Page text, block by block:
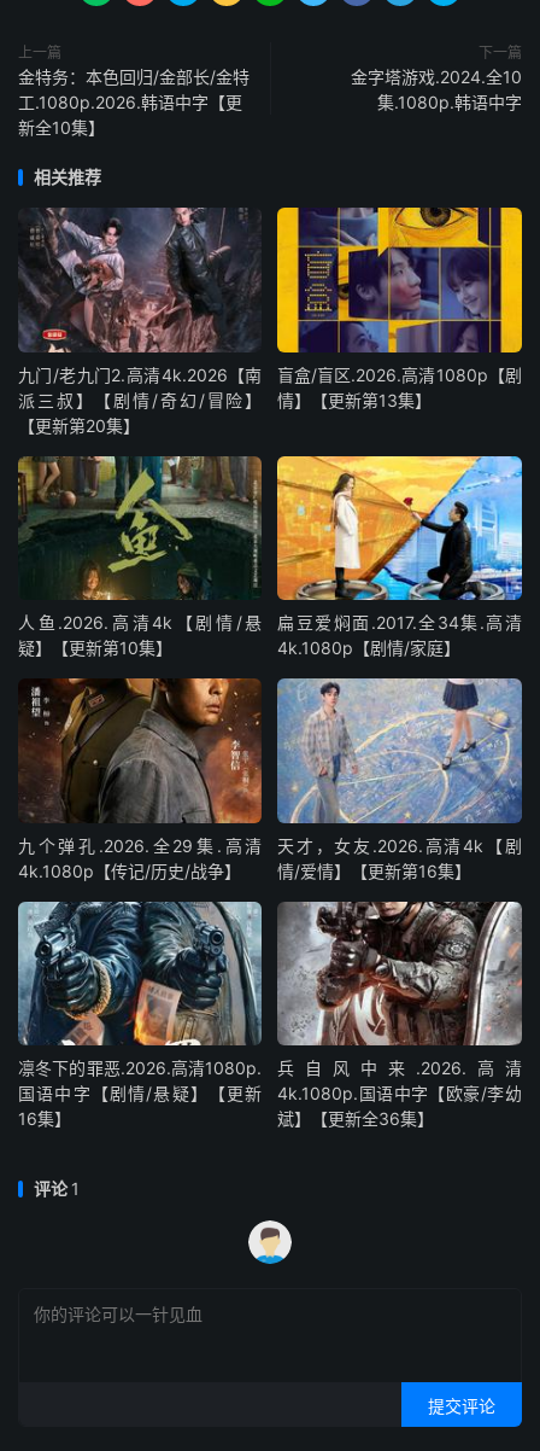
上一篇
金特务：本色回归/金部长/金特
工.1080p.2026.韩语中字【更
新全10集】
下一篇
金字塔游戏.2024.全10
集.1080p.韩语中字
相关推荐
九门/老九门2.高清4k.2026【南
派三叔】【剧情/奇幻/冒险】
【更新第20集】
盲盒/盲区.2026.高清1080p【剧
情】【更新第13集】
人鱼.2026.高清4k【剧情/悬
疑】【更新第10集】
扁豆爱焖面.2017.全34集.高清
4k.1080p【剧情/家庭】
九个弹孔.2026.全29集.高清
4k.1080p【传记/历史/战争】
天才，女友.2026.高清4k【剧
情/爱情】【更新第16集】
凛冬下的罪恶.2026.高清1080p.
国语中字【剧情/悬疑】【更新
16集】
兵自风中来‎.2026.高清
4k.1080p.国语中字【欧豪/李幼
斌】【更新全36集】
评论1
提交评论